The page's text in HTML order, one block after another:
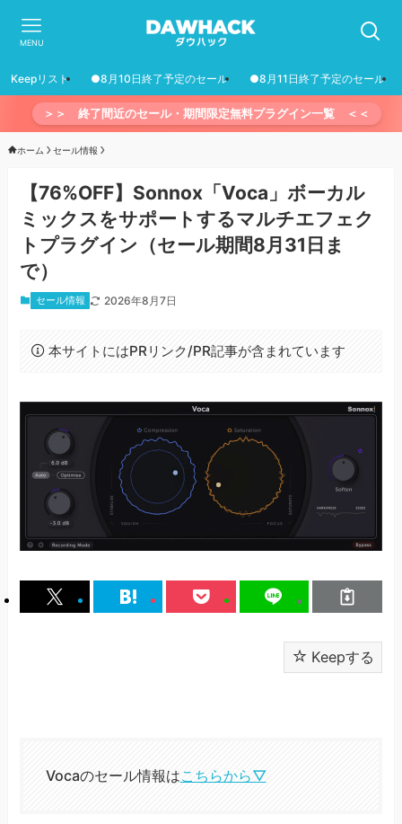
MENU
Keepリスト ●8月10日終了予定のセール ●8月11日終了予定のセール
＞＞ 終了間近のセール・期間限定無料プラグイン一覧 ＜＜
ホーム セール情報
【76%OFF】Sonnox「Voca」ボーカル
ミックスをサポートするマルチエフェク
トプラグイン（セール期間8月31日ま
で）
セール情報 2026年8月7日
本サイトにはPRリンク/PR記事が含まれています
Keepする
Vocaのセール情報はこちらから▽